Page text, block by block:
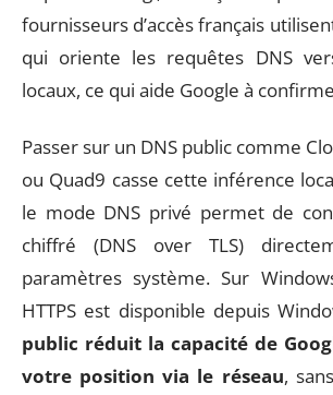
fournisseurs d’accès français
qui oriente les requêtes DNS
locaux, ce qui aide Google à
Passer sur un DNS public comme
ou Quad9 casse cette inférence
le mode DNS privé permet de
chiffré (DNS over TLS)
paramètres système. Sur
HTTPS est disponible depuis
public réduit la capacité de
votre position via le réseau,